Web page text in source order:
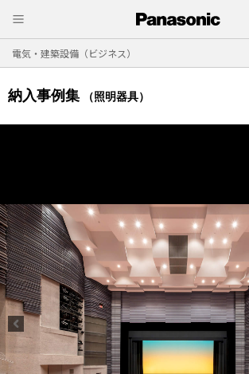
電気・建築設備（ビジネス）
納入事例集 （照明器具）